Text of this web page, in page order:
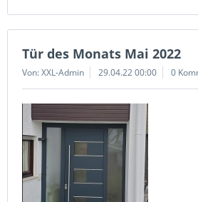
Tür des Monats Mai 2022
Von: XXL-Admin 29.04.22 00:00 0